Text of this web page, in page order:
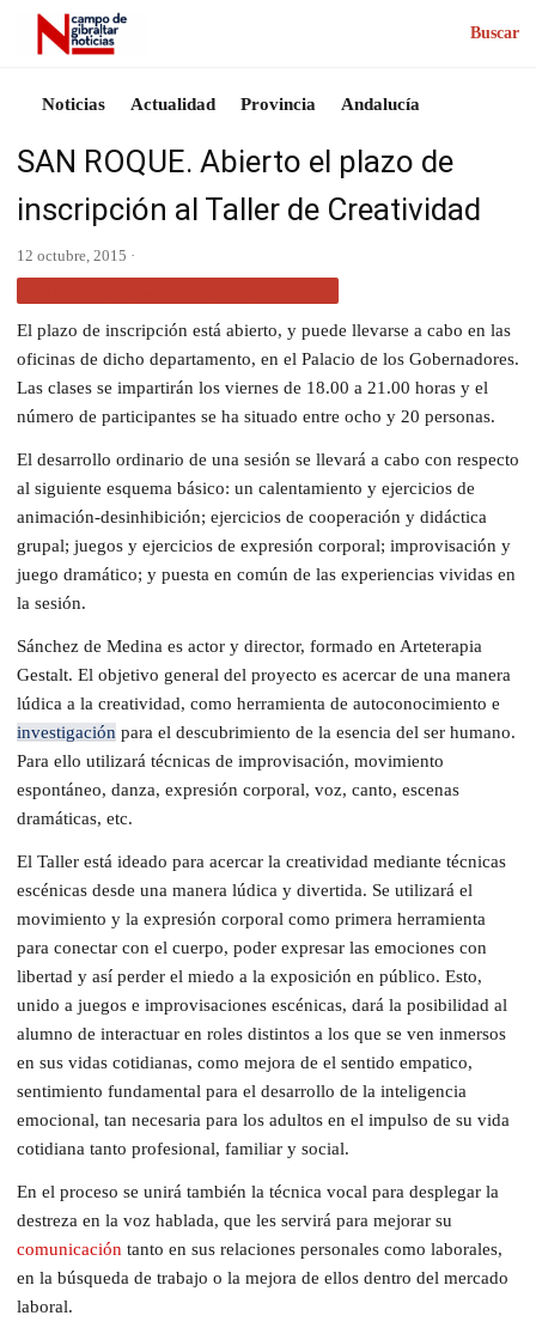
Buscar
Noticias Actualidad Provincia Andalucía
SAN ROQUE. Abierto el plazo de
inscripción al Taller de Creatividad
12 octubre, 2015 ·
El plazo de inscripción está abierto, y puede llevarse a cabo en las
oficinas de dicho departamento, en el Palacio de los Gobernadores.
Las clases se impartirán los viernes de 18.00 a 21.00 horas y el
número de participantes se ha situado entre ocho y 20 personas.
El desarrollo ordinario de una sesión se llevará a cabo con respecto
al siguiente esquema básico: un calentamiento y ejercicios de
animación-desinhibición; ejercicios de cooperación y didáctica
grupal; juegos y ejercicios de expresión corporal; improvisación y
juego dramático; y puesta en común de las experiencias vividas en
la sesión.
Sánchez de Medina es actor y director, formado en Arteterapia
Gestalt. El objetivo general del proyecto es acercar de una manera
lúdica a la creatividad, como herramienta de autoconocimiento e
investigación para el descubrimiento de la esencia del ser humano.
Para ello utilizará técnicas de improvisación, movimiento
espontáneo, danza, expresión corporal, voz, canto, escenas
dramáticas, etc.
El Taller está ideado para acercar la creatividad mediante técnicas
escénicas desde una manera lúdica y divertida. Se utilizará el
movimiento y la expresión corporal como primera herramienta
para conectar con el cuerpo, poder expresar las emociones con
libertad y así perder el miedo a la exposición en público. Esto,
unido a juegos e improvisaciones escénicas, dará la posibilidad al
alumno de interactuar en roles distintos a los que se ven inmersos
en sus vidas cotidianas, como mejora de el sentido empatico,
sentimiento fundamental para el desarrollo de la inteligencia
emocional, tan necesaria para los adultos en el impulso de su vida
cotidiana tanto profesional, familiar y social.
En el proceso se unirá también la técnica vocal para desplegar la
destreza en la voz hablada, que les servirá para mejorar su
comunicación tanto en sus relaciones personales como laborales,
en la búsqueda de trabajo o la mejora de ellos dentro del mercado
laboral.